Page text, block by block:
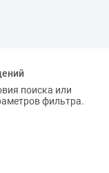
поиска или
фильтра.